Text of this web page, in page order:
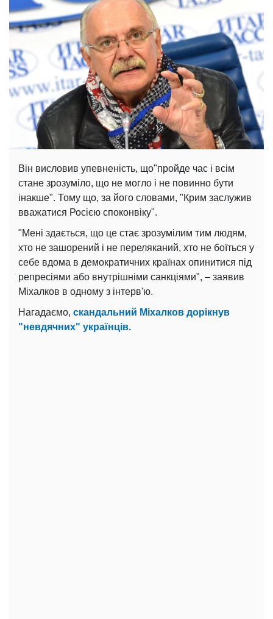
Він висловив упевненість, що"пройде час і всім
стане зрозуміло, що не могло і не повинно бути
інакше". Тому що, за його словами, "Крим заслужив
вважатися Росією споконвіку".
"Мені здається, що це стає зрозумілим тим людям,
хто не зашорений і не переляканий, хто не боїться у
себе вдома в демократичних країнах опинитися під
репресіями або внутрішніми санкціями", – заявив
Міхалков в одному з інтерв'ю.
Нагадаємо, скандальний Міхалков дорікнув
"невдячних" українців.